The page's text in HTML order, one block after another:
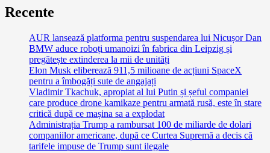
Recente
AUR lansează platforma pentru suspendarea lui Nicușor Dan
BMW aduce roboți umanoizi în fabrica din Leipzig și
pregătește extinderea la mii de unități
Elon Musk eliberează 911,5 milioane de acțiuni SpaceX
pentru a îmbogăți sute de angajați
Vladimir Tkachuk, apropiat al lui Putin și șeful companiei
care produce drone kamikaze pentru armată rusă, este în stare
critică după ce mașina sa a explodat
Administrația Trump a rambursat 100 de miliarde de dolari
companiilor americane, după ce Curtea Supremă a decis că
tarifele impuse de Trump sunt ilegale